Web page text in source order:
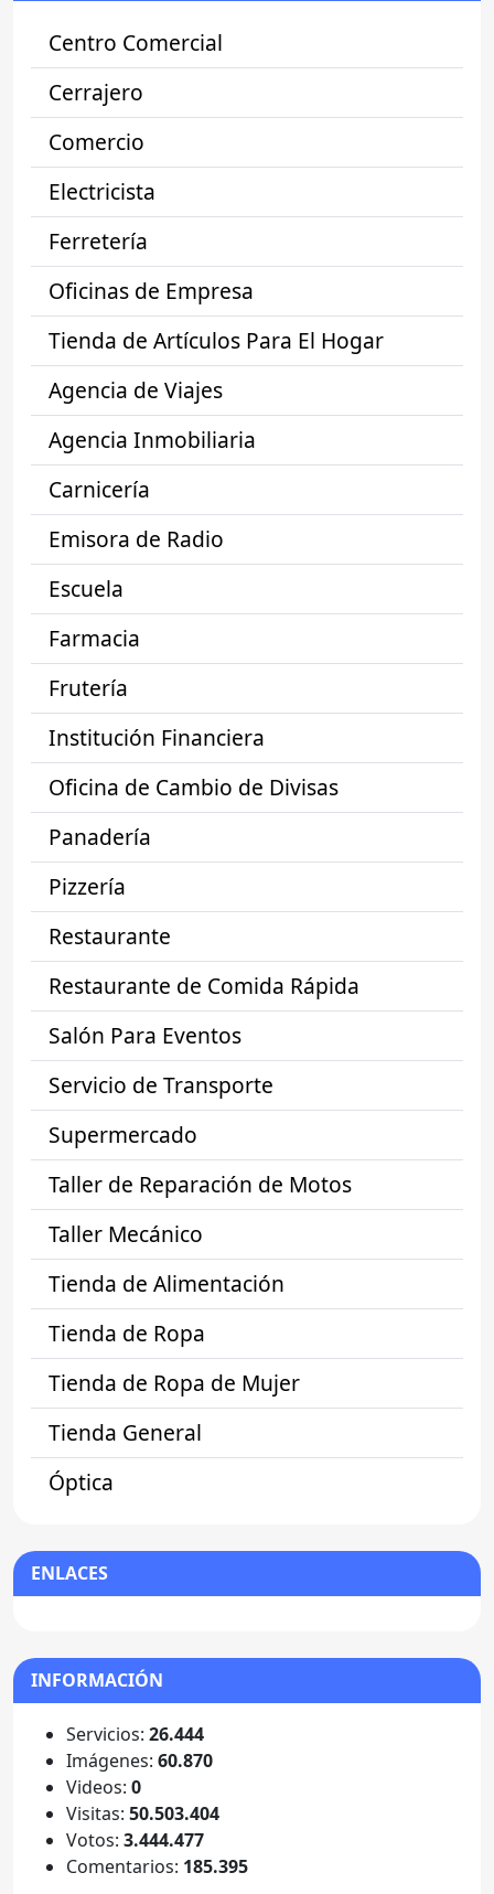
Centro Comercial
Cerrajero
Comercio
Electricista
Ferretería
Oficinas de Empresa
Tienda de Artículos Para El Hogar
Agencia de Viajes
Agencia Inmobiliaria
Carnicería
Emisora de Radio
Escuela
Farmacia
Frutería
Institución Financiera
Oficina de Cambio de Divisas
Panadería
Pizzería
Restaurante
Restaurante de Comida Rápida
Salón Para Eventos
Servicio de Transporte
Supermercado
Taller de Reparación de Motos
Taller Mecánico
Tienda de Alimentación
Tienda de Ropa
Tienda de Ropa de Mujer
Tienda General
Óptica
ENLACES
INFORMACIÓN
Servicios: 26.444
Imágenes: 60.870
Videos: 0
Visitas: 50.503.404
Votos: 3.444.477
Comentarios: 185.395